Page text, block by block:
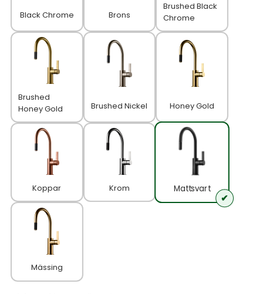
Black Chrome Brons
Brushed Black
Chrome
Brushed
Honey Gold
Brushed Nickel Honey Gold
Koppar Krom Mattsvart
Mässing